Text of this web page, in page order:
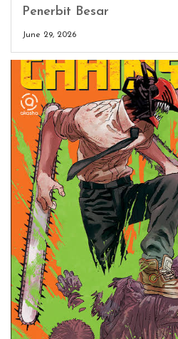
Penerbit Besar
June 29, 2026